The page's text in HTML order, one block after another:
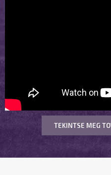
TEKINTSE MEG